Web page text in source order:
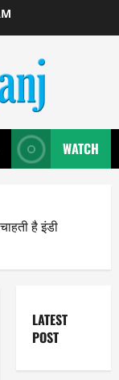
WATCH
है इंडी
LATEST
POST